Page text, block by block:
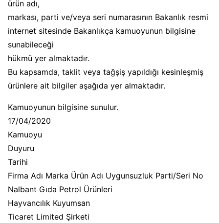
ürün adı,
markası, parti ve/veya seri numarasının Bakanlık resmi
internet sitesinde Bakanlıkça kamuoyunun bilgisine
sunabileceği
hükmü yer almaktadır.
Bu kapsamda, taklit veya tağşiş yapıldığı kesinleşmiş
ürünlere ait bilgiler aşağıda yer almaktadır.
Kamuoyunun bilgisine sunulur.
17/04/2020
Kamuoyu
Duyuru
Tarihi
Firma Adı Marka Ürün Adı Uygunsuzluk Parti/Seri No
Nalbant Gıda Petrol Ürünleri
Hayvancılık Kuyumsan
Ticaret Limited Şirketi